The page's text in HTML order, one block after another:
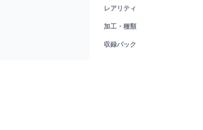
レアリティ
加工・種類
収録パック